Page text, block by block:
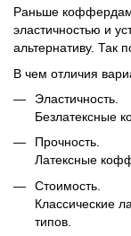
Раньше коффердам,
эластичностью и
альтернативу. Так
В чем отличия
Эластичность.
Безлатексные
Прочность.
Латексные
Стоимость.
Классические
типов.